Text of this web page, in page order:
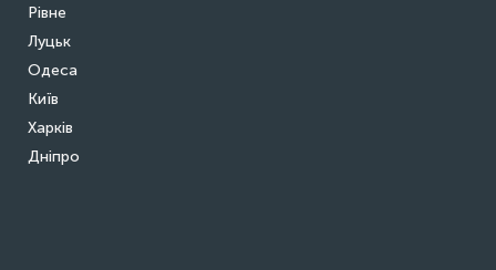
Рівне
Луцьк
Одеса
Київ
Харків
Дніпро